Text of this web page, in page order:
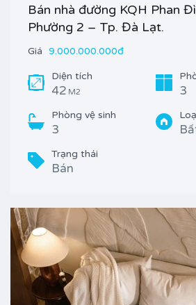
Bán nhà đường KQH Phan
Phường 2 – Tp. Đà Lạt.
Giá 9.000.000.000đ
Diện tích
42 M2 3
Phòng vệ sinh
3
Trạng thái
Bán